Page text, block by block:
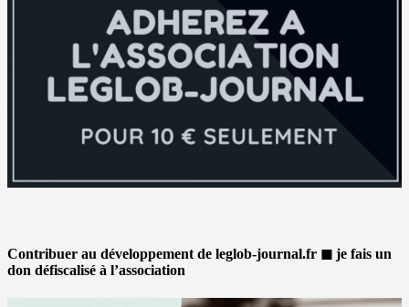
Contribuer au développement de leglob-journal.fr ◼ je fais un
don défiscalisé à l’association